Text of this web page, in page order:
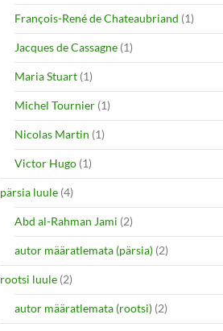
François-René de Chateaubriand (1)
Jacques de Cassagne (1)
Maria Stuart (1)
Michel Tournier (1)
Nicolas Martin (1)
Victor Hugo (1)
pärsia luule (4)
Abd al-Rahman Jami (2)
autor määratlemata (pärsia) (2)
rootsi luule (2)
autor määratlemata (rootsi) (2)